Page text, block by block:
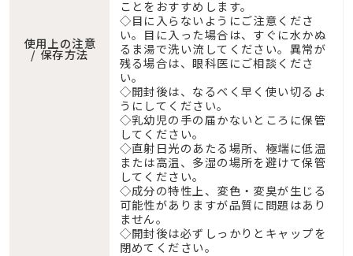
使用上の注意
/ 保存方法
ことをおすすめします。
◇目に入らないようにご注意くださ
い。目に入った場合は、すぐに水かぬ
るま湯で洗い流してください。異常が
残る場合は、眼科医にご相談くださ
い。
◇開封後は、なるべく早く使い切るよ
うにしてください。
◇乳幼児の手の届かないところに保管
してください。
◇直射日光のあたる場所、極端に低温
または高温、多湿の場所を避けて保管
してください。
◇成分の特性上、変色・変臭が生じる
可能性がありますが品質に問題はあり
ません。
◇開封後は必ずしっかりとキャップを
閉めてください。